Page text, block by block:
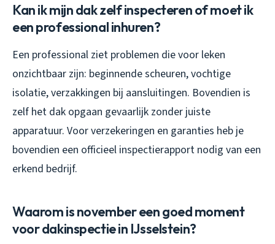
Kan ik mijn dak zelf inspecteren of moet ik
een professional inhuren?
Een professional ziet problemen die voor leken
onzichtbaar zijn: beginnende scheuren, vochtige
isolatie, verzakkingen bij aansluitingen. Bovendien is
zelf het dak opgaan gevaarlijk zonder juiste
apparatuur. Voor verzekeringen en garanties heb je
bovendien een officieel inspectierapport nodig van een
erkend bedrijf.
Waarom is november een goed moment
voor dakinspectie in IJsselstein?